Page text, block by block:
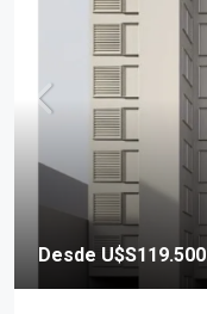
Desde U$S119.500